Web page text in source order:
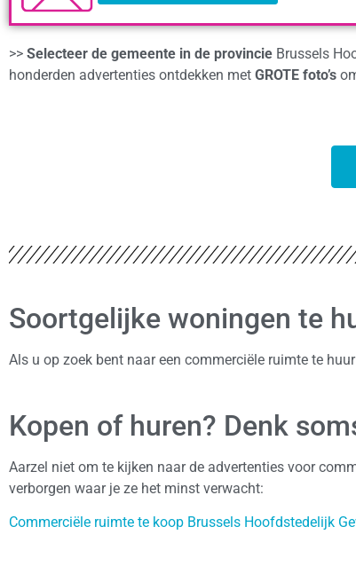
>> Selecteer de gemeente in de provincie Brussels
honderden advertenties ontdekken met GROTE foto’s
Soortgelijke woningen te
Als u op zoek bent naar een commerciële ruimte te
Kopen of huren? Denk
Aarzel niet om te kijken naar de advertenties voor
verborgen waar je ze het minst verwacht:
Commerciële ruimte te koop Brussels Hoofdstedelijk